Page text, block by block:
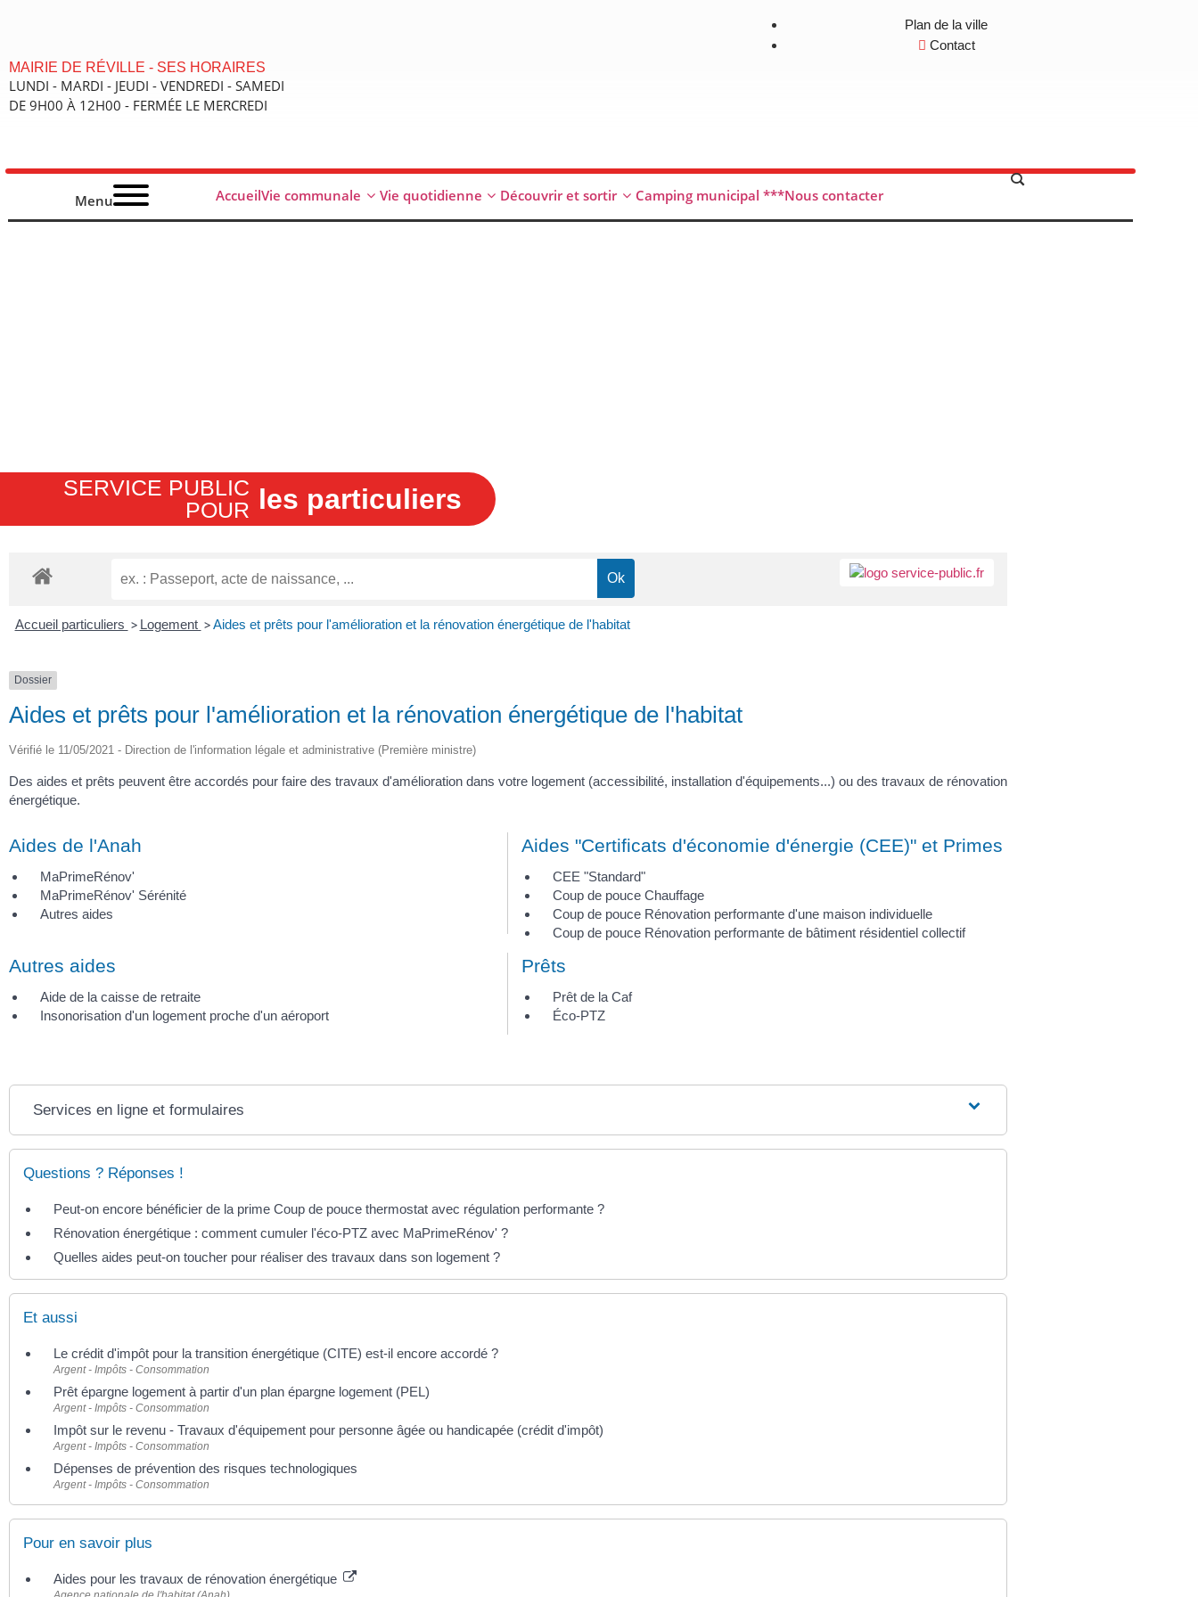
MAIRIE DE RÉVILLE - SES HORAIRES
LUNDI - MARDI - JEUDI - VENDREDI - SAMEDI
DE 9H00 À 12H00 - FERMÉE LE MERCREDI
Plan de la ville
Contact
Menu AccueilVie communale Vie quotidienne Découvrir et sortir Camping municipal ***Nous contacter
SERVICE PUBLIC
POUR​ les particuliers
Accueil particuliers > Logement > Aides et prêts pour l'amélioration et la rénovation énergétique de l'habitat
Dossier
Aides et prêts pour l'amélioration et la rénovation énergétique de l'habitat
Vérifié le 11/05/2021 - Direction de l'information légale et administrative (Première ministre)
Des aides et prêts peuvent être accordés pour faire des travaux d'amélioration dans votre logement (accessibilité, installation d'équipements...) ou des travaux de rénovation
énergétique.
Aides de l'Anah
MaPrimeRénov'
MaPrimeRénov' Sérénité
Autres aides
Aides "Certificats d'économie d'énergie (CEE)" et Primes
CEE "Standard"
Coup de pouce Chauffage
Coup de pouce Rénovation performante d'une maison individuelle
Coup de pouce Rénovation performante de bâtiment résidentiel collectif
Autres aides
Aide de la caisse de retraite
Insonorisation d'un logement proche d'un aéroport
Prêts
Prêt de la Caf
Éco-PTZ
Services en ligne et formulaires
Questions ? Réponses !
Peut-on encore bénéficier de la prime Coup de pouce thermostat avec régulation performante ?
Rénovation énergétique : comment cumuler l'éco-PTZ avec MaPrimeRénov' ?
Quelles aides peut-on toucher pour réaliser des travaux dans son logement ?
Et aussi
Le crédit d'impôt pour la transition énergétique (CITE) est-il encore accordé ?
Argent - Impôts - Consommation
Prêt épargne logement à partir d'un plan épargne logement (PEL)
Argent - Impôts - Consommation
Impôt sur le revenu - Travaux d'équipement pour personne âgée ou handicapée (crédit d'impôt)
Argent - Impôts - Consommation
Dépenses de prévention des risques technologiques
Argent - Impôts - Consommation
Pour en savoir plus
Aides pour les travaux de rénovation énergétique